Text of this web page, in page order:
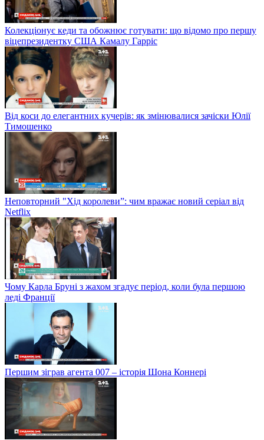
Колекціонує кеди та обожнює готувати: що відомо про першу
віцепрезидентку США Камалу Гарріс
Від коси до елегантних кучерів: як змінювалися зачіски Юлії
Тимошенко
Неповторний "Хід королеви”: чим вражає новий серіал від
Netflix
Чому Карла Бруні з жахом згадує період, коли була першою
леді Франції
Першим зіграв агента 007 – історія Шона Коннері